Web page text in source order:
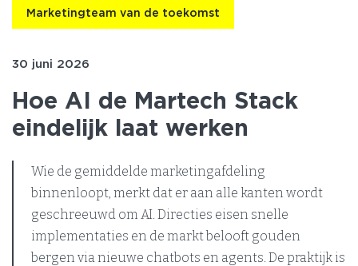
Marketingteam van de toekomst
30 juni 2026
Hoe AI de Martech Stack
eindelijk laat werken
Wie de gemiddelde marketingafdeling
binnenloopt, merkt dat er aan alle kanten wordt
geschreeuwd om AI. Directies eisen snelle
implementaties en de markt belooft gouden
bergen via nieuwe chatbots en agents. De praktijk is